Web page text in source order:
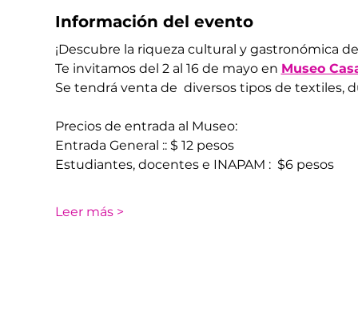
Información del evento
¡Descubre la riqueza cultural y gastronómica
Te invitamos del 2 al 16 de mayo en Museo
Se tendrá venta de  diversos tipos de textiles,
Precios de entrada al Museo:
Entrada General :: $ 12 pesos
Estudiantes, docentes e INAPAM :  $6 pesos
Leer más >